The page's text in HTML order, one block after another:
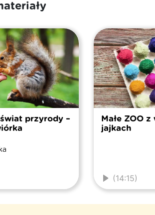
przyrody –
Małe ZOO
jajkach
(14:15)